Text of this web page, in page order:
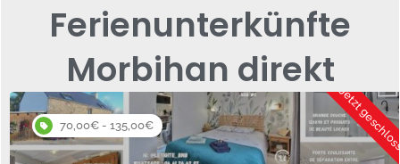
Ferienunterkünfte
Morbihan direkt
70,00€ - 135,00€ Jetzt